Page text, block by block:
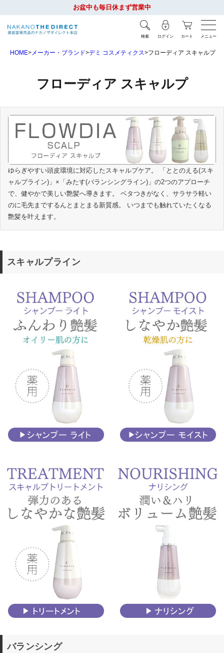
お盆中も毎日休まず営業中
検索 ログイン カート メニュー
HOME メーカー・ブランド デミ コスメティクス フローディア スキャルプ
フローディア スキャルプ
ゆらぎやすい頭皮環境に対応したスキャルプケア。 「ととのえる(スキ
ャルプライン)」×「みたす(バランシングライン)」の2つのアプローチ
で、健やかで美しい艶髪へ導きます。 ベタつきがなく、サラサラ軽い
のに毛先までするんとまとまる新質感。 いつまでも触れていたくなる
艶髪を叶えます。
スキャルプライン
バランシング